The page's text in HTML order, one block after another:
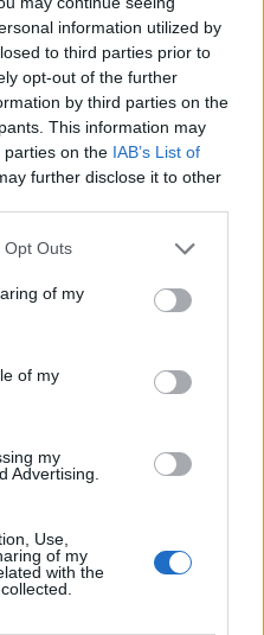
information utilized by
to third parties prior to
opt-out of the further
by third parties on the
This information may
parties on the IAB’s List of
further disclose it to other
Opt Outs
of my
of my
my
Advertising.
Use,
of my
with the
biztosítja a több mint 20
csökkentését.